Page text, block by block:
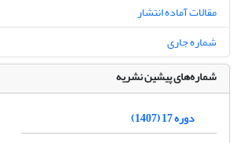
مقالات آماده انتشار
شماره جاری
شماره‌های پیشین نشریه
دوره 17 (1407)